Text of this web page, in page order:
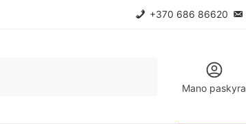
+370 686 86620
Mano paskyra